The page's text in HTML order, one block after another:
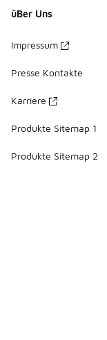
üBer Uns
Impressum
Presse Kontakte
Karriere
Produkte Sitemap 1
Produkte Sitemap 2